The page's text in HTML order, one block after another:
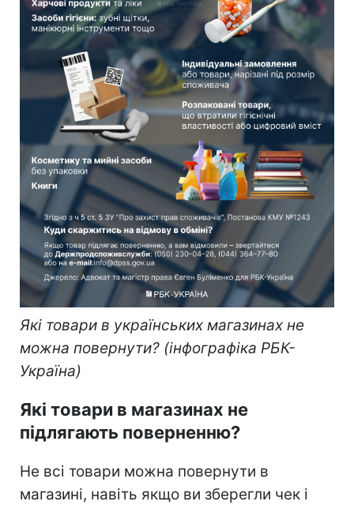
Які товари в українських магазинах не
можна повернути? (інфографіка РБК-
Україна)
Які товари в магазинах не
підлягають поверненню?
Не всі товари можна повернути в
магазині, навіть якщо ви зберегли чек і